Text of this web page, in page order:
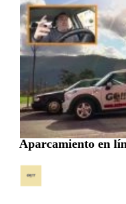
Aparcamiento en